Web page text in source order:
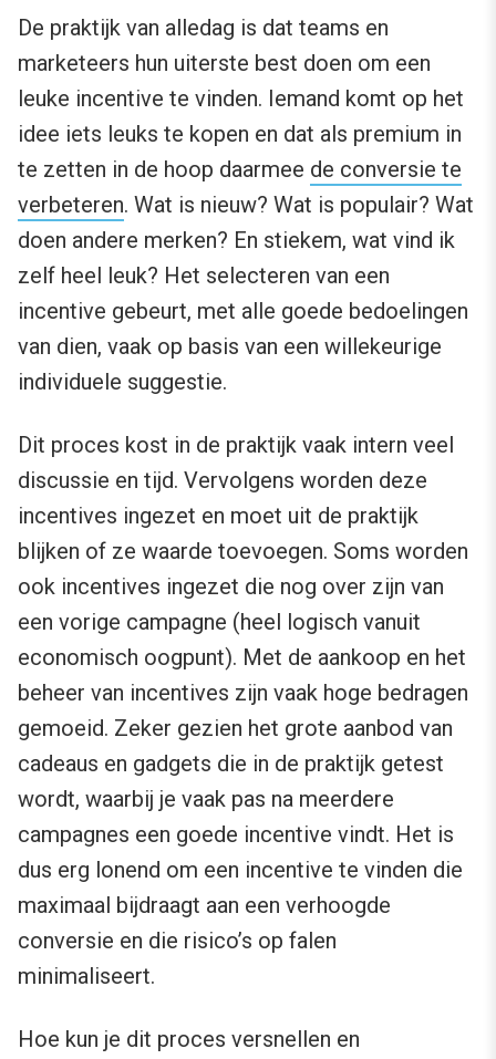
De praktijk van alledag is dat teams en
marketeers hun uiterste best doen om een
leuke incentive te vinden. Iemand komt op het
idee iets leuks te kopen en dat als premium in
te zetten in de hoop daarmee de conversie te
verbeteren. Wat is nieuw? Wat is populair? Wat
doen andere merken? En stiekem, wat vind ik
zelf heel leuk? Het selecteren van een
incentive gebeurt, met alle goede bedoelingen
van dien, vaak op basis van een willekeurige
individuele suggestie.
Dit proces kost in de praktijk vaak intern veel
discussie en tijd. Vervolgens worden deze
incentives ingezet en moet uit de praktijk
blijken of ze waarde toevoegen. Soms worden
ook incentives ingezet die nog over zijn van
een vorige campagne (heel logisch vanuit
economisch oogpunt). Met de aankoop en het
beheer van incentives zijn vaak hoge bedragen
gemoeid. Zeker gezien het grote aanbod van
cadeaus en gadgets die in de praktijk getest
wordt, waarbij je vaak pas na meerdere
campagnes een goede incentive vindt. Het is
dus erg lonend om een incentive te vinden die
maximaal bijdraagt aan een verhoogde
conversie en die risico’s op falen
minimaliseert.
Hoe kun je dit proces versnellen en